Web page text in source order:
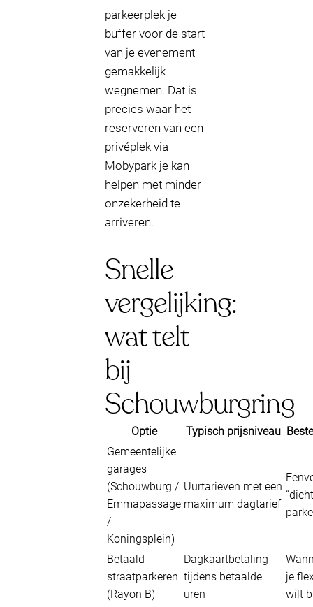
parkeerplek je
buffer voor de start
van je evenement
gemakkelijk
wegnemen. Dat is
precies waar het
reserveren van een
privéplek via
Mobypark je kan
helpen met minder
onzekerheid te
arriveren.
Snelle
vergelijking:
wat telt
bij
Schouwburgring
Optie Typisch prijsniveau
Gemeentelijke
garages
(Schouwburg /
Emmapassage
/
Koningsplein)
Uurtarieven met een
maximum dagtarief
Betaald
straatparkeren
(Rayon B)
Dagkaartbetaling
tijdens betaalde
uren
je
wilt